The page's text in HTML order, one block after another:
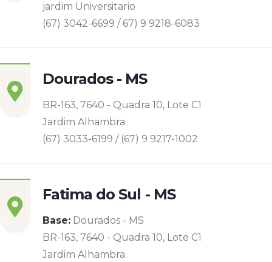
jardim Universitario
(67) 3042-6699 / 67) 9 9218-6083
Dourados - MS
BR-163, 7640 - Quadra 10, Lote C1
Jardim Alhambra
(67) 3033-6199 / (67) 9 9217-1002
Fatima do Sul - MS
Base: Dourados - MS
BR-163, 7640 - Quadra 10, Lote C1
Jardim Alhambra